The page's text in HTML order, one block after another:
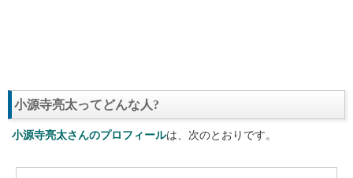
小源寺亮太ってどんな人?
小源寺亮太さんのプロフィールは、次のとおりです。